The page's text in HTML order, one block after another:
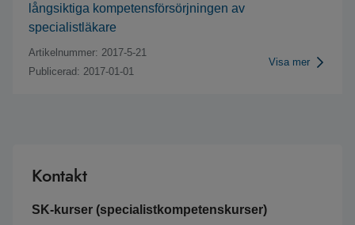
långsiktiga kompetensförsörjningen av
specialistläkare
Artikelnummer: 2017-5-21
Publicerad: 2017-01-01
Visa mer
Kontakt
SK-kurser (specialistkompetenskurser)